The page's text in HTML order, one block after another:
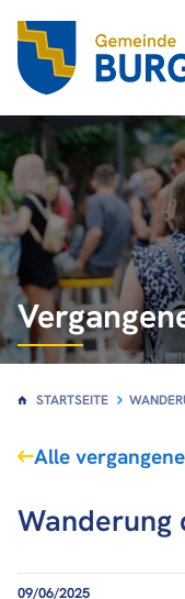
STARTSEITE
Alle
Wanderung
09/06/2025